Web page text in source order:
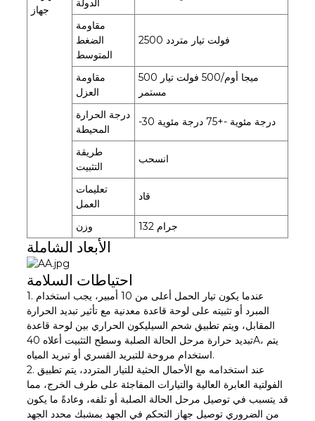
جهاز
الدولة
مقاومة
الضغط
المتوسط
2500 فولت تيار متردد
مقاومة
العزل
500 ميجا أوم/500 فولت تيار
مستمر
درجة الحرارة
المحيطة
-30 درجة مئوية -+75 درجة مئوية
طريقة
التثبيت
انسحب
تعليمات
العمل
قاد
وزن 132 جرام
الأبعاد الشاملة
احتياطات السلامة
1. عندما يكون تيار الحمل أعلى من 10 أمبير، يجب استخدام
المبرد أو تثبيته على لوحة قاعدة معدنية مع تأثير تبديد الحرارة
المقابل، ويتم تطبيق شحم السيليكون الحراري بين لوحة قاعدة
تبديد حرارة مرحل الحالة الصلبة وسطح التثبيت أعلاه 40A، يتم
استخدام مروحة للتبريد القسري أو تبريد المياه.
2. عند استخدامه مع الأحمال الحثية للتيار المتردد، يتم تطبيق
الفولتية العابرة العالية والتيارات المفاجئة على طرف الخرج، مما
قد يتسبب في توصيل مرحل الحالة الصلبة أو تلفه، وعادةً ما يكون
من الضروري توصيل جهاز التحكم في الجهد بمشبك محدد الجهد